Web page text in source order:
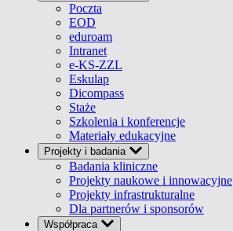
Poczta
EOD
eduroam
Intranet
e-KS-ZZL
Eskulap
Dicompass
Staże
Szkolenia i konferencje
Materiały edukacyjne
Projekty i badania
Badania kliniczne
Projekty naukowe i innowacyjne
Projekty infrastrukturalne
Dla partnerów i sponsorów
Współpraca